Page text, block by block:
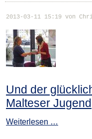
2013-03-11 15:19 von
Und der
Malteser Jugend
Weiterlesen …